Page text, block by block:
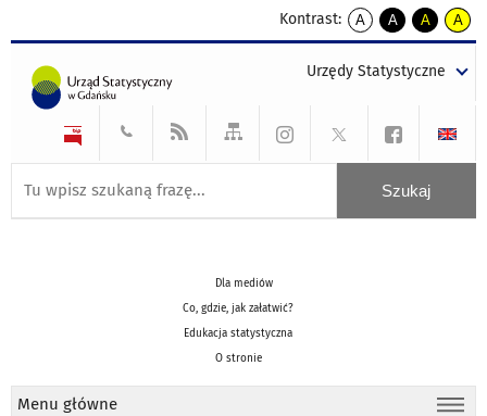
Kontrast:
A
kontrast
A
kontrast
tekst
czarnym
A
kontrast
tekst
czarnym
A
tekst
żółtym
Urzędy Statystyczne
Dla mediów
Co, gdzie, jak załatwić?
Edukacja statystyczna
O stronie
Menu główne